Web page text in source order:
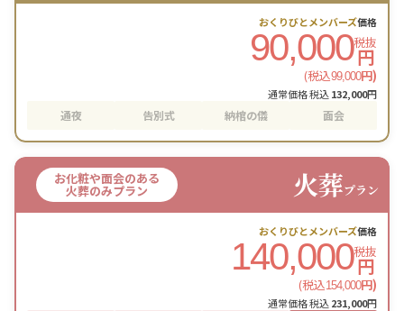
おくりびとメンバーズ価格
90,000税抜
円
(税込99,000円)
通常価格 税込132,000円
通夜 告別式 納棺の儀 面会
お化粧や面会のある
火葬のみプラン 火葬プラン
おくりびとメンバーズ価格
140,000税抜
円
(税込154,000円)
通常価格 税込231,000円